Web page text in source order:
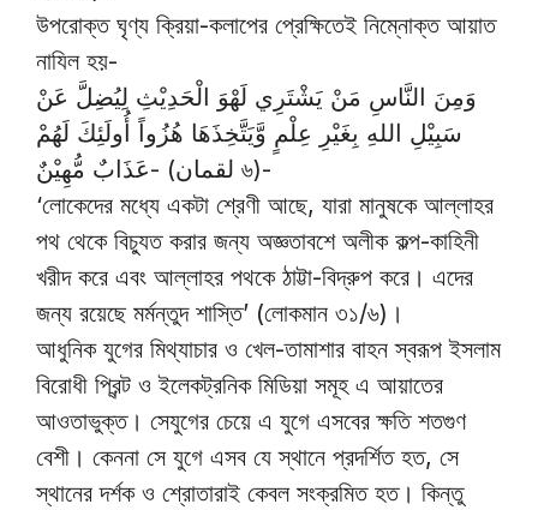
উপরোক্ত ঘৃণ্য ক্রিয়া-কলাপের প্রেক্ষিতেই নিম্নোক্ত আয়াত
নাযিল হয়-
وَمِنَ النَّاسِ مَنْ يَشْتَرِي لَهْوَ الْحَدِيْثِ لِيُضِلَّ عَنْ
سَبِيْلِ اللهِ بِغَيْرِ عِلْمٍ وَّيَتَّخِذَهَا هُزُواً أُولَئِكَ لَهُمْ
عَذَابٌ مُّهِيْنٌ- (لقمان ৬)-
‘লোকেদের মধ্যে একটা শ্রেণী আছে, যারা মানুষকে আল্লাহর
পথ থেকে বিচ্যুত করার জন্য অজ্ঞতাবশে অলীক কল্প-কাহিনী
খরীদ করে এবং আল্লাহর পথকে ঠাট্টা-বিদ্রুপ করে। এদের
জন্য রয়েছে মর্মন্তুদ শাস্তি’ (লোকমান ৩১/৬)।
আধুনিক যুগের মিথ্যাচার ও খেল-তামাশার বাহন স্বরূপ ইসলাম
বিরোধী প্রিন্ট ও ইলেকট্রনিক মিডিয়া সমূহ এ আয়াতের
আওতাভুক্ত। সেযুগের চেয়ে এ যুগে এসবের ক্ষতি শতগুণ
বেশী। কেননা সে যুগে এসব যে স্থানে প্রদর্শিত হত, সে
স্থানের দর্শক ও শ্রোতারাই কেবল সংক্রমিত হত। কিন্তু